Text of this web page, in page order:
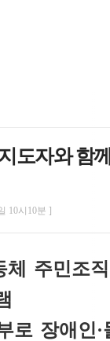
도자와 함
10시10분 ]
체 주민조
로 장애인